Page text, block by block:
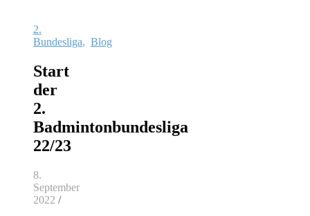
2.
Bundesliga, Blog
Start
der
2.
Badmintonbundesliga
22/23
8.
September
2022 /